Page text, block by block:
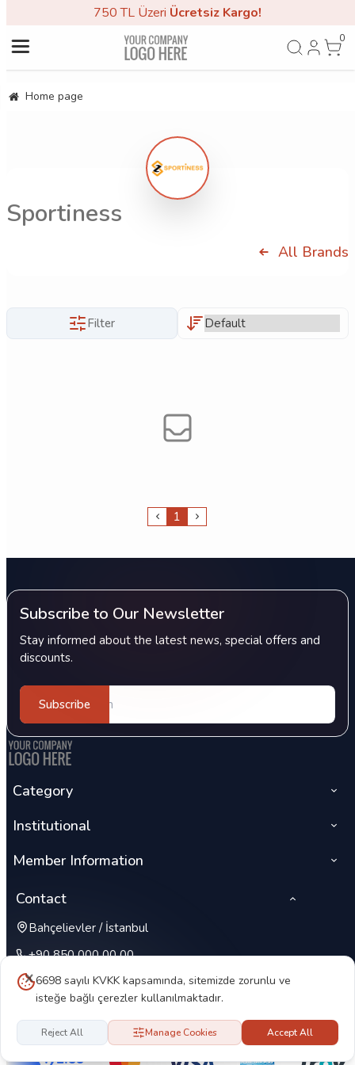
750 TL Üzeri Ücretsiz Kargo!
0
6698 sayılı KVKK kapsamında, sitemizde zorunlu ve
isteğe bağlı çerezler kullanılmaktadır.
Reject All Manage Cookies Accept All
Home page
Sportiness
All Brands
Filter
1
Subscribe to Our Newsletter
Stay informed about the latest news, special offers and
discounts.
Subscribe
Category
Institutional
Member Information
Contact
Bahçelievler / İstanbul
+90 850 000 00 00